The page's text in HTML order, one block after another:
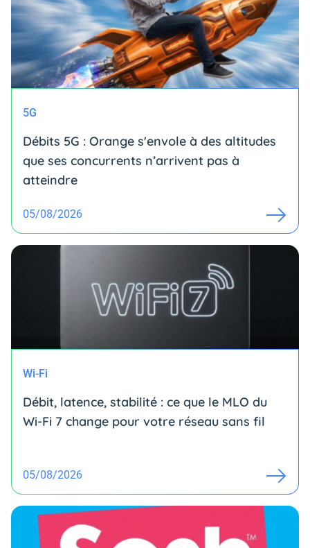
5G
Débits 5G : Orange s'envole à des altitudes
que ses concurrents n’arrivent pas à
atteindre
05/08/2026
Wi-Fi
Débit, latence, stabilité : ce que le MLO du
Wi-Fi 7 change pour votre réseau sans fil
05/08/2026